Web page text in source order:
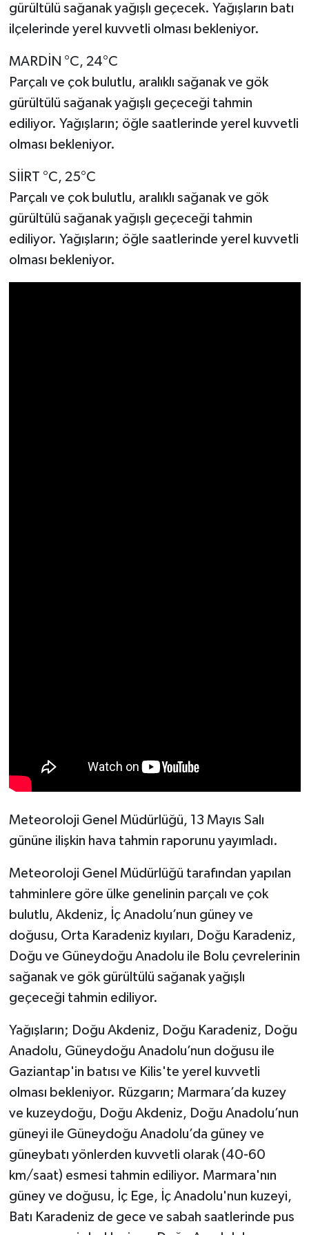
gürültülü sağanak yağışlı geçecek. Yağışların batı
ilçelerinde yerel kuvvetli olması bekleniyor.
MARDİN °C, 24°C
Parçalı ve çok bulutlu, aralıklı sağanak ve gök
gürültülü sağanak yağışlı geçeceği tahmin
ediliyor. Yağışların; öğle saatlerinde yerel kuvvetli
olması bekleniyor.
SİİRT °C, 25°C
Parçalı ve çok bulutlu, aralıklı sağanak ve gök
gürültülü sağanak yağışlı geçeceği tahmin
ediliyor. Yağışların; öğle saatlerinde yerel kuvvetli
olması bekleniyor.
Meteoroloji Genel Müdürlüğü, 13 Mayıs Salı
gününe ilişkin hava tahmin raporunu yayımladı.
Meteoroloji Genel Müdürlüğü tarafından yapılan
tahminlere göre ülke genelinin parçalı ve çok
bulutlu, Akdeniz, İç Anadolu’nun güney ve
doğusu, Orta Karadeniz kıyıları, Doğu Karadeniz,
Doğu ve Güneydoğu Anadolu ile Bolu çevrelerinin
sağanak ve gök gürültülü sağanak yağışlı
geçeceği tahmin ediliyor.
Yağışların; Doğu Akdeniz, Doğu Karadeniz, Doğu
Anadolu, Güneydoğu Anadolu’nun doğusu ile
Gaziantap'in batısı ve Kilis'te yerel kuvvetli
olması bekleniyor. Rüzgarın; Marmara’da kuzey
ve kuzeydoğu, Doğu Akdeniz, Doğu Anadolu’nun
güneyi ile Güneydoğu Anadolu’da güney ve
güneybatı yönlerden kuvvetli olarak (40-60
km/saat) esmesi tahmin ediliyor. Marmara'nın
güney ve doğusu, İç Ege, İç Anadolu'nun kuzeyi,
Batı Karadeniz de gece ve sabah saatlerinde pus